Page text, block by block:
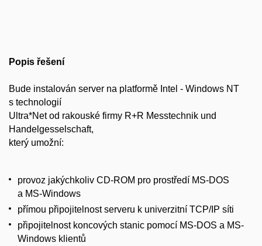
Popis řešení
Bude instalován server na platformě Intel - Windows NT
s technologií
Ultra*Net od rakouské firmy R+R Messtechnik und
Handelgesselschaft,
který umožní:
provoz jakýchkoliv CD-ROM pro prostředí MS-DOS
a MS-Windows
přímou připojitelnost serveru k univerzitní TCP/IP síti
připojitelnost koncových stanic pomocí MS-DOS a MS-
Windows klientů